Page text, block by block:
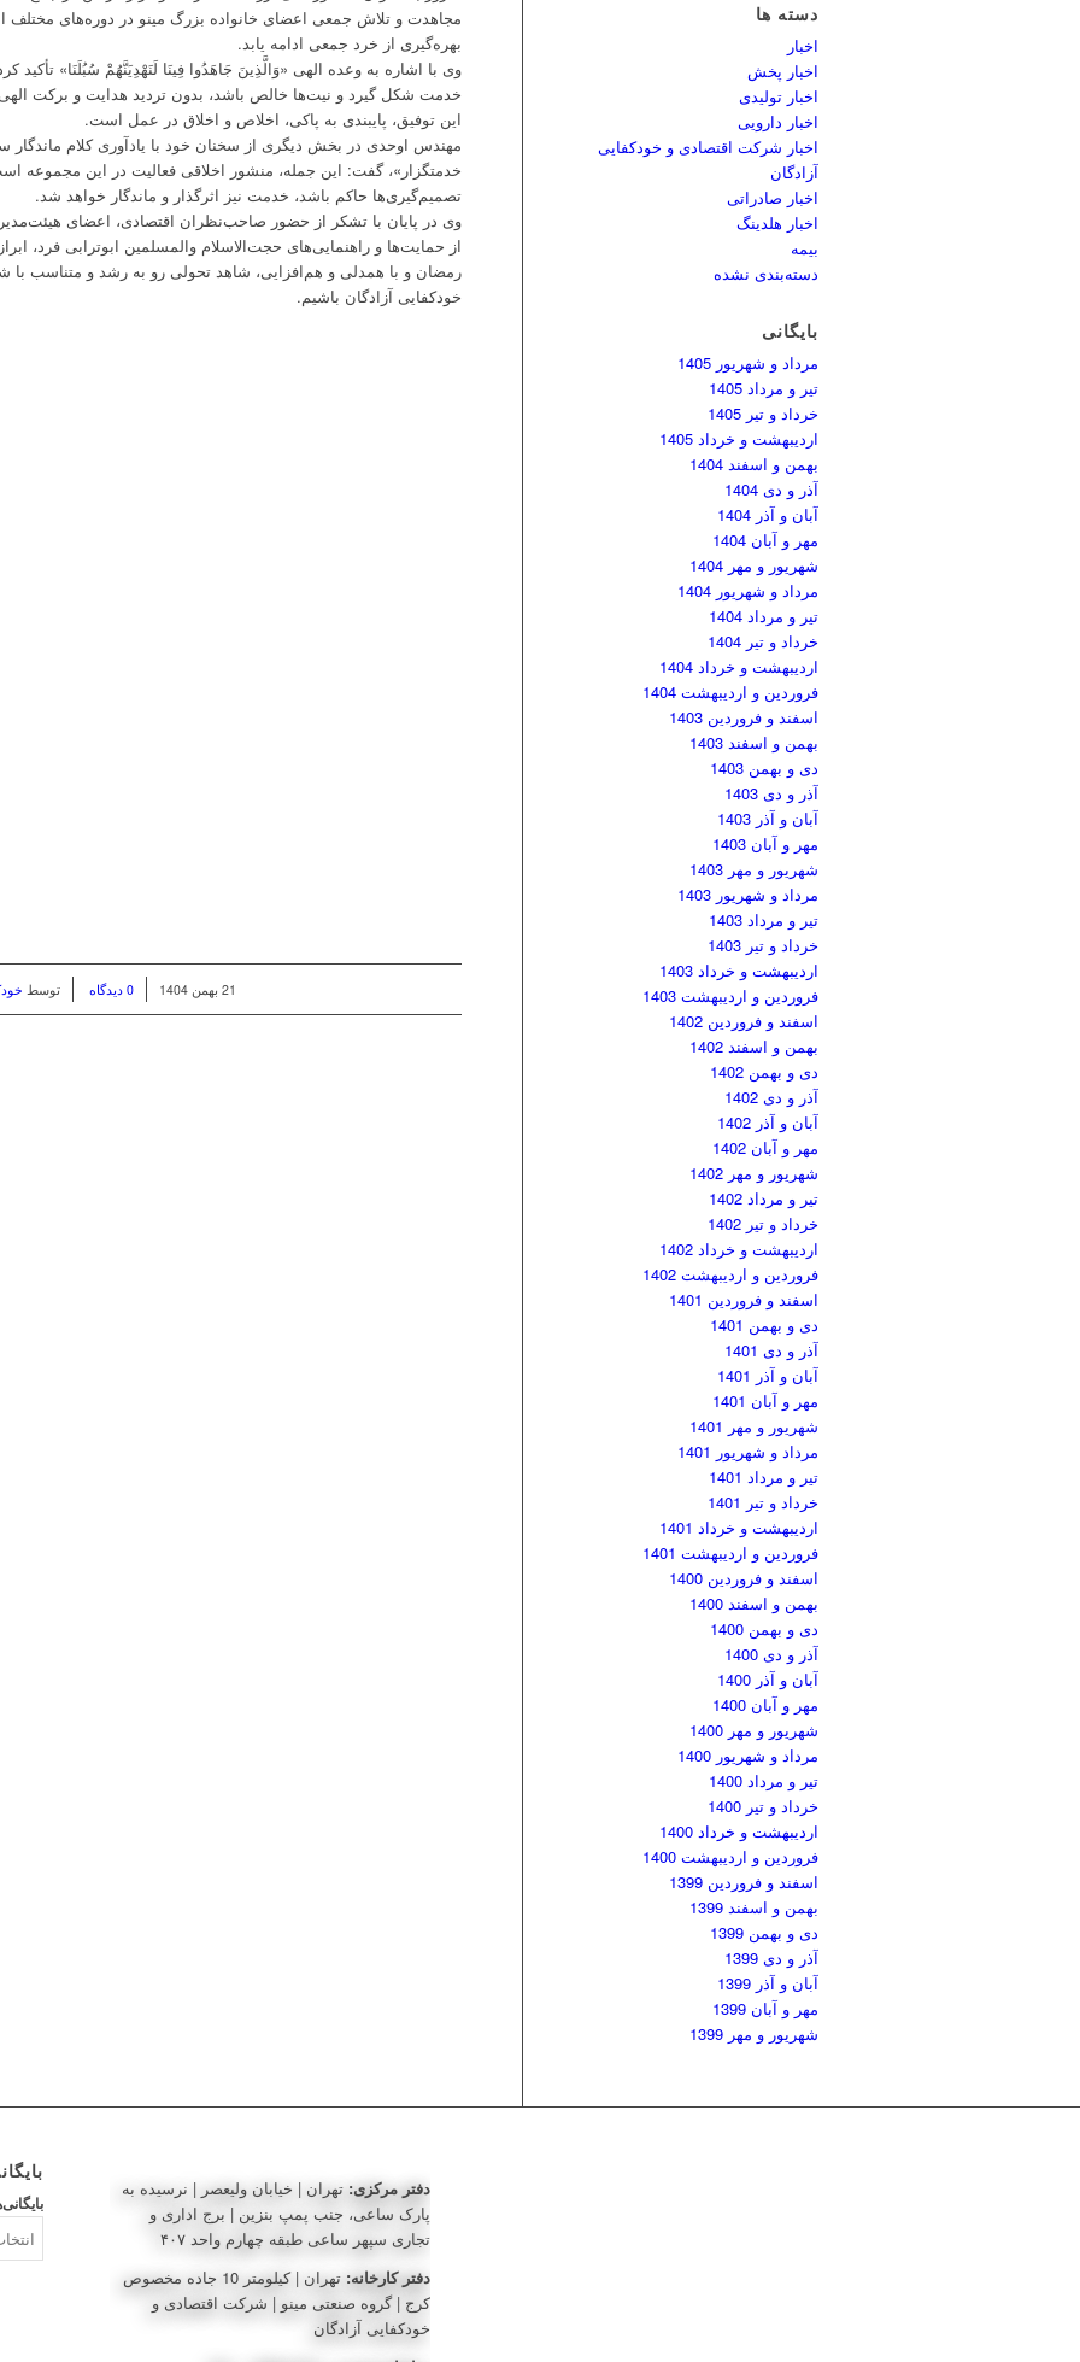
مجاهدت و تلاش جمعی اعضای خانواده بزرگ مینو در دوره‌های مختلف
بهره‌گیری از خرد جمعی ادامه یابد.
وی با اشاره به وعده الهی «وَالَّذِينَ جَاهَدُوا فِينَا لَنَهْدِيَنَّهُمْ سُبُلَنَا» تأکید
خدمت شکل گیرد و نیت‌ها خالص باشد، بدون تردید هدایت و برکت
این توفیق، پایبندی به پاکی، اخلاص و اخلاق در عمل است.
مهندس اوحدی در بخش دیگری از سخنان خود با یادآوری کلام ماندگار
خدمتگزار»، گفت: این جمله، منشور اخلاقی فعالیت در این مجموعه
تصمیم‌گیری‌ها حاکم باشد، خدمت نیز اثرگذار و ماندگار خواهد شد.
وی در پایان با تشکر از حضور صاحب‌نظران اقتصادی، اعضای
از حمایت‌ها و راهنمایی‌های حجت‌الاسلام والمسلمین ابوترابی فرد،
رمضان و با همدلی و هم‌افزایی، شاهد تحولی رو به رشد و متناسب با
خودکفایی آزادگان باشیم.
21 بهمن 1404
/ 0 دیدگاه توسط
دسته ها
اخبار
اخبار پخش
اخبار تولیدی
اخبار دارویی
اخبار شرکت اقتصادی و خودکفایی
آزادگان
اخبار صادراتی
اخبار هلدینگ
بیمه
دسته‌بندی نشده
بایگانی
مرداد و شهریور 1405
تیر و مرداد 1405
خرداد و تیر 1405
اردیبهشت و خرداد 1405
بهمن و اسفند 1404
آذر و دی 1404
آبان و آذر 1404
مهر و آبان 1404
شهریور و مهر 1404
مرداد و شهریور 1404
تیر و مرداد 1404
خرداد و تیر 1404
اردیبهشت و خرداد 1404
فروردین و اردیبهشت 1404
اسفند و فروردین 1403
بهمن و اسفند 1403
دی و بهمن 1403
آذر و دی 1403
آبان و آذر 1403
مهر و آبان 1403
شهریور و مهر 1403
مرداد و شهریور 1403
تیر و مرداد 1403
خرداد و تیر 1403
اردیبهشت و خرداد 1403
فروردین و اردیبهشت 1403
اسفند و فروردین 1402
بهمن و اسفند 1402
دی و بهمن 1402
آذر و دی 1402
آبان و آذر 1402
مهر و آبان 1402
شهریور و مهر 1402
تیر و مرداد 1402
خرداد و تیر 1402
اردیبهشت و خرداد 1402
فروردین و اردیبهشت 1402
اسفند و فروردین 1401
دی و بهمن 1401
آذر و دی 1401
آبان و آذر 1401
مهر و آبان 1401
شهریور و مهر 1401
مرداد و شهریور 1401
تیر و مرداد 1401
خرداد و تیر 1401
اردیبهشت و خرداد 1401
فروردین و اردیبهشت 1401
اسفند و فروردین 1400
بهمن و اسفند 1400
دی و بهمن 1400
آذر و دی 1400
آبان و آذر 1400
مهر و آبان 1400
شهریور و مهر 1400
مرداد و شهریور 1400
تیر و مرداد 1400
خرداد و تیر 1400
اردیبهشت و خرداد 1400
فروردین و اردیبهشت 1400
اسفند و فروردین 1399
بهمن و اسفند 1399
دی و بهمن 1399
آذر و دی 1399
آبان و آذر 1399
مهر و آبان 1399
شهریور و مهر 1399
دفتر مرکزی: تهران | خیابان ولیعصر | نرسیده به
پارک ساعی، جنب پمپ بنزین | برج اداری و
تجاری سپهر ساعی طبقه چهارم واحد ۴۰۷
دفتر کارخانه:
تهران | کیلومتر 10 جاده مخصوص
کرج | گروه صنعتی مینو | شرکت اقتصادی و
خودکفایی آزادگان